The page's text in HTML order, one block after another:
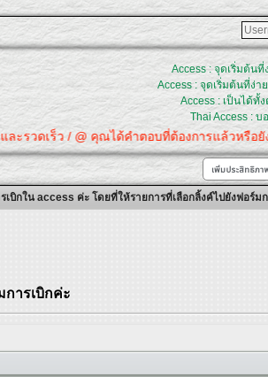
Access : จุดเริ่มต้น
Access : จุดเริ่มต้นที่ง่า
Access : เป็นได้ทั้
Thai Access : บ
ร็ว / @ คุณได้คำตอบที่ต้องการแล้วหรือยัง? กลั
เบิกใน access ค่ะ โดยที่ให้รายการที่เลือกลิ้งค์ไปยังฟอร์ม
การเบิกค่ะ